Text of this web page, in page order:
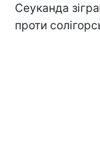
Сеуканда
проти